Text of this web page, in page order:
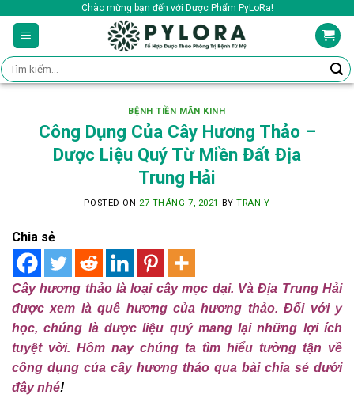
content
Chào mừng bạn đến với Dược Phẩm PyLoRa!
Tìm
kiếm:
BỆNH TIỀN MÃN KINH
Công Dụng Của Cây Hương Thảo –
Dược Liệu Quý Từ Miền Đất Địa
Trung Hải
POSTED ON 27 THÁNG 7, 2021 BYTRAN Y
Chia sẻ
Cây hương thảo là loại cây mọc dại. Và Địa Trung Hải
được xem là quê hương của hương thảo. Đối với y
học, chúng là dược liệu quý mang lại những lợi ích
tuyệt vời. Hôm nay chúng ta tìm hiểu tường tận về
công dụng của cây hương thảo qua bài chia sẻ dưới
đây nhé!